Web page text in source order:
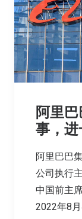
阿里
事，
阿里巴巴
公司执行
中国前主
2022年8